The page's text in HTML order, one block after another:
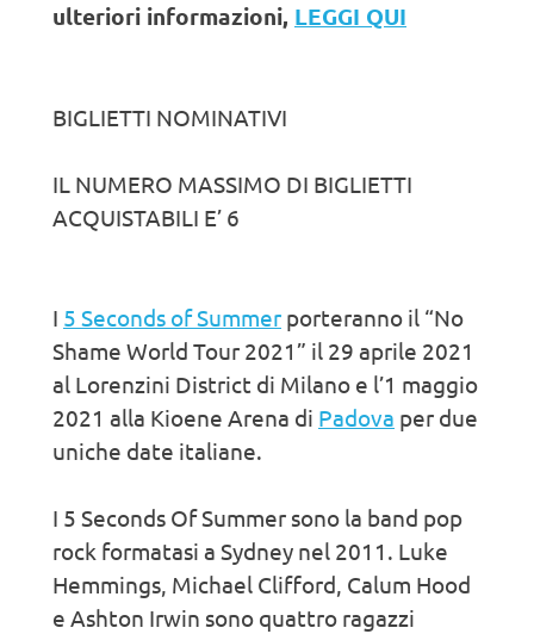
ulteriori informazioni, LEGGI QUI
BIGLIETTI NOMINATIVI
IL NUMERO MASSIMO DI BIGLIETTI
ACQUISTABILI E’ 6
I 5 Seconds of Summer porteranno il “No
Shame World Tour 2021” il 29 aprile 2021
al Lorenzini District di Milano e l’1 maggio
2021 alla Kioene Arena di Padova per due
uniche date italiane.
I 5 Seconds Of Summer sono la band pop
rock formatasi a Sydney nel 2011. Luke
Hemmings, Michael Clifford, Calum Hood
e Ashton Irwin sono quattro ragazzi